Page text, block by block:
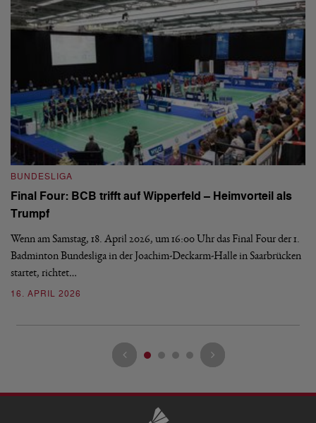
BUNDESLIGA
Final Four: BCB trifft auf Wipperfeld – Heimvorteil als
Trumpf
Wenn am Samstag, 18. April 2026, um 16:00 Uhr das Final Four der 1.
Badminton Bundesliga in der Joachim-Deckarm-Halle in Saarbrücken
startet, richtet…
16. APRIL 2026